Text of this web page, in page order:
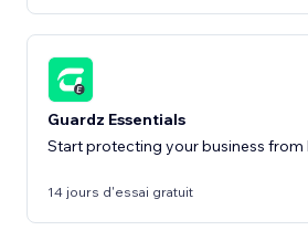
Guardz Essentials
Start protecting your business from
14 jours d'essai gratuit